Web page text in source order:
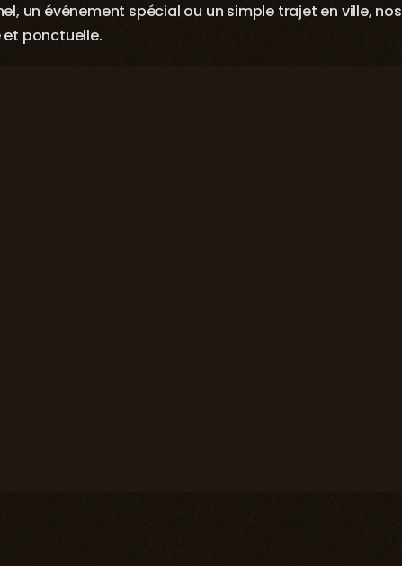
un événement spécial ou un simple trajet en ville, nos
ponctuelle.